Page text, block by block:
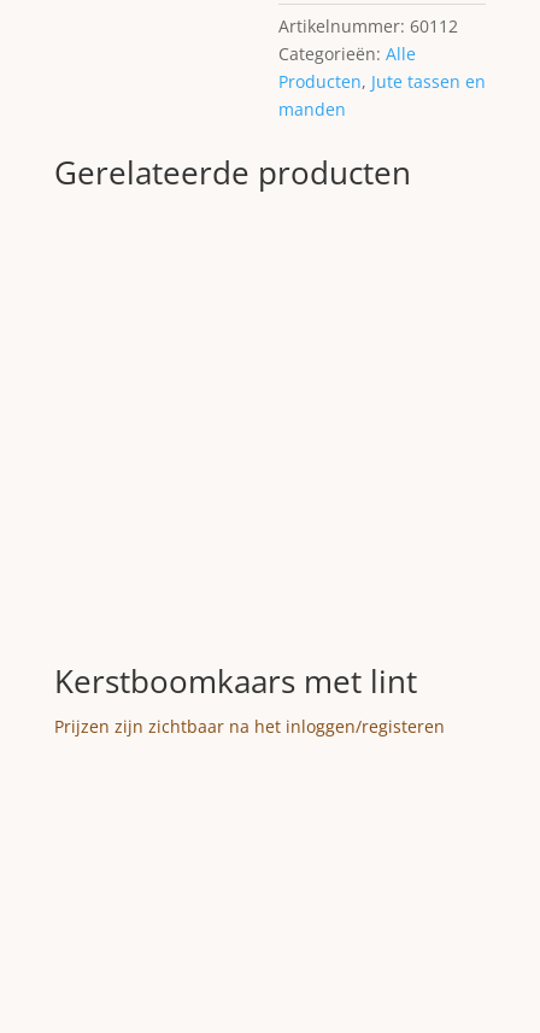
Artikelnummer:60112
Categorieën:Alle
Producten, Jute tassen en
manden
Gerelateerde producten
Kerstboomkaars met lint
Prijzen zijn zichtbaar na het inloggen/registeren